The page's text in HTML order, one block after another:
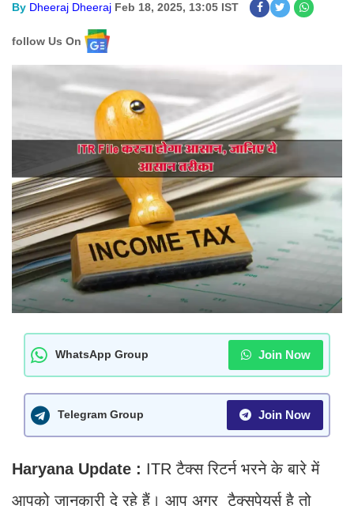
By Dheeraj Dheeraj Feb 18, 2025, 13:05 IST
follow Us On
WhatsApp Group Join Now
Telegram Group Join Now
Haryana Update : ITR टैक्स रिटर्न भरने के बारे में
आपको जानकारी दे रहे हैं। आप अगर टैक्सपेयर्स है तो